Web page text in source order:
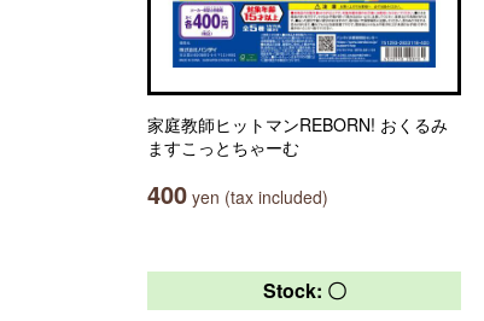
家庭教師ヒットマンREBORN! おくるみ
ますこっとちゃーむ
400 yen (tax included)
Stock: 〇